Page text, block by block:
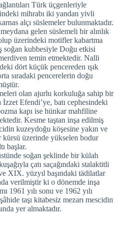
Türk üçgenleriyle
mihrabı iki yandan yivli
alçı süslemeler bulunmaktadır.
gelen süslemeli bir alınlık
üzerindeki motifler kabartma
kubbesiyle Doğu etkisi
temin etmektedir. Nalli
dört küçük pencereden ışık
sıradaki pencerelerin doğu
olan ajurlu korkuluğa sahip bir
Efendi’ye, batı cephesindeki
kapı ise hünkar mahfiline
Kesme taştan inşa edilmiş
kuzeydoğu köşesine yakın ve
kürsü üzerinde yükselen bodur
başlar.
soğan şeklinde bir külah
çatı saçağındaki stalaktitli
XIX. yüzyıl başındaki tädilatlar
verilmiştir ki o dönemde inşa
1961 yılı sonu ve 1962 yılı
taşı kitabesiz mezarı mescidin
yer almaktadır.